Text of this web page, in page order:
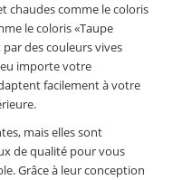
chaudes comme le coloris
le coloris «Taupe
par des couleurs vives
importe votre
facilement à votre
mais elles sont
de qualité pour vous
Grâce à leur conception